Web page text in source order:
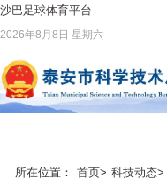
沙巴足球体育平台
2026年8月8日 星期六
所在位置： 首页> 科技动态>